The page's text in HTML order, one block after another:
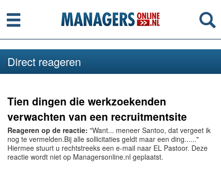
Menu
Direct reageren
Tien dingen die werkzoekenden
verwachten van een recruitmentsite
Reageren op de reactie: "Want... meneer Santoo, dat vergeet ik
nog te vermelden.Bij alle sollicitaties geldt maar een ding......"
Hiermee stuurt u rechtstreeks een e-mail naar EL Pastoor. Deze
reactie wordt niet op Managersonline.nl geplaatst.